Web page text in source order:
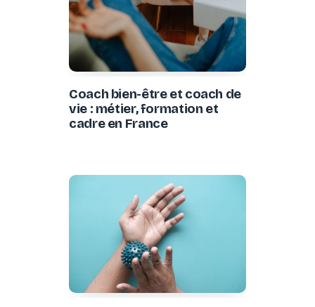
Coach bien-être et coach de
vie : métier, formation et
cadre en France